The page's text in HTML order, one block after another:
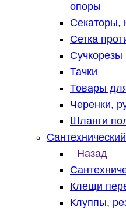
опоры
Секаторы,
Сетка
Сучкорезы
Тачки
Товары
Черенки,
Шланги
Назад
Клещи
Клуппы,